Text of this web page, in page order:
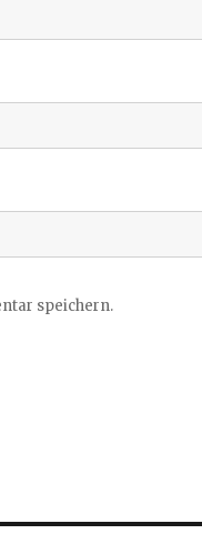
speichern.